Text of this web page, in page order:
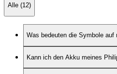
Alle (12)
Was bedeuten die Symbole auf
Kann ich den Akku meines